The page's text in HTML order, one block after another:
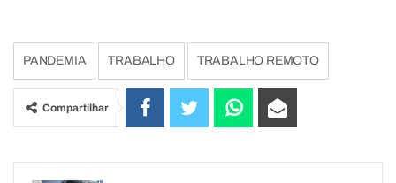
PANDEMIA TRABALHO TRABALHO REMOTO
Compartilhar